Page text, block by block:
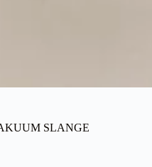
SLANGE